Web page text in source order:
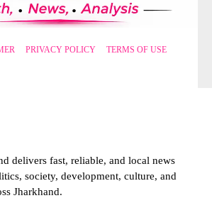
PRIVACY POLICY
TERMS OF USE
delivers fast, reliable, and local news
society, development, culture, and
Jharkhand.